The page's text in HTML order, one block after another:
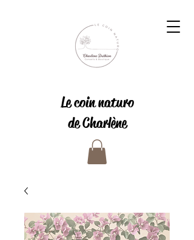
Le coin naturo
de Charlène